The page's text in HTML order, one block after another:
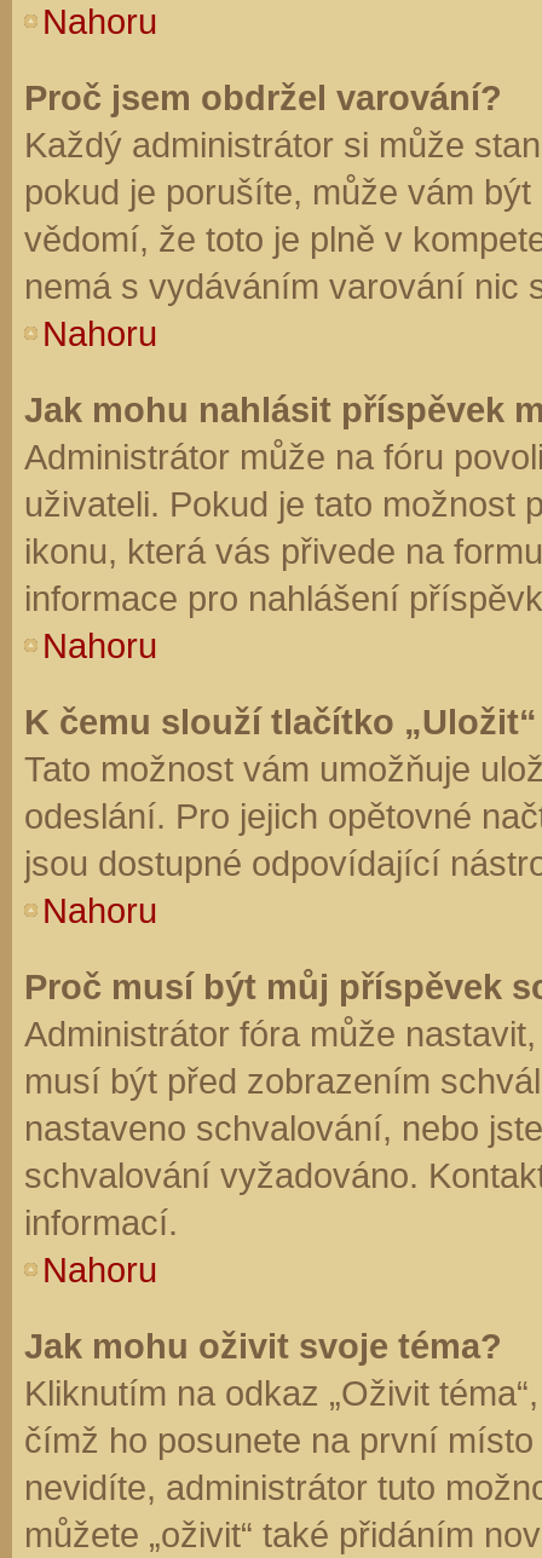
Nahoru
Proč jsem obdržel varování?
Každý administrátor si může
pokud je porušíte, může vám
vědomí, že toto je plně v
nemá s vydáváním varování nic
Nahoru
Jak mohu nahlásit příspěvek
Administrátor může na fóru
uživateli. Pokud je tato možnost
ikonu, která vás přivede na
informace pro nahlášení
Nahoru
K čemu slouží tlačítko
Tato možnost vám umožňuje
odeslání. Pro jejich opětovné
jsou dostupné odpovídající
Nahoru
Proč musí být můj příspěvek
Administrátor fóra může
musí být před zobrazením
nastaveno schvalování, nebo
schvalování vyžadováno.
informací.
Nahoru
Jak mohu oživit svoje téma?
Kliknutím na odkaz „Oživit
čímž ho posunete na první
nevidíte, administrátor tuto
můžete „oživit“ také přidáním